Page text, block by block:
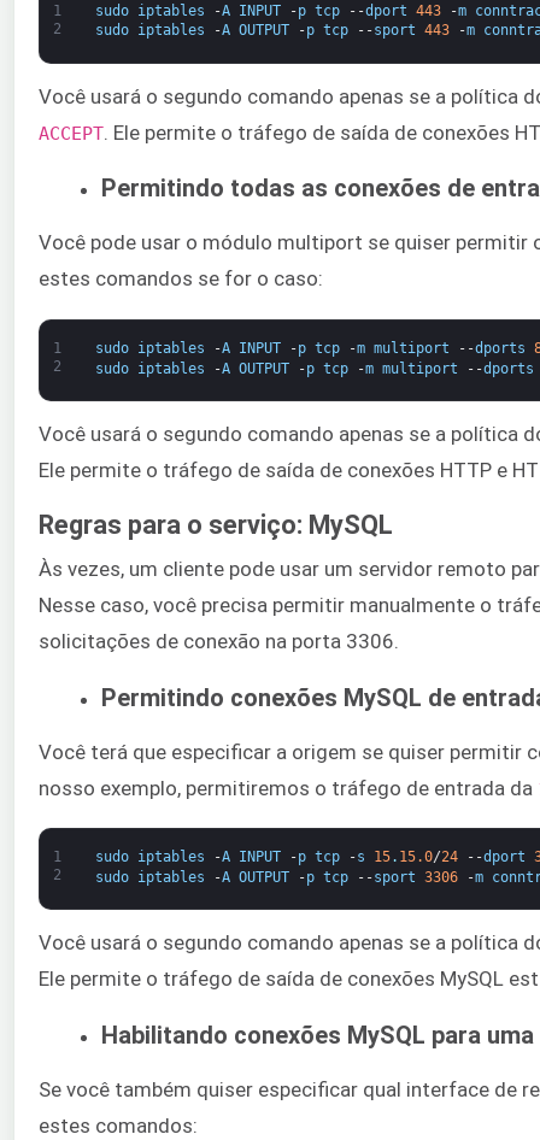
1
2
sudo iptables -A INPUT -p tcp --dport 443 -m
sudo
iptables -A OUTPUT -p tcp --sport 443 -m
Você usará o segundo comando apenas se a política
ACCEPT ​. Ele permite o tráfego de saída de conexões
Permitindo todas as conexões de
Você pode usar o módulo multiport se quiser permitir
estes comandos se for o caso:
1
2
sudo iptables -A INPUT -p tcp -m multiport --dports
sudo
iptables -A OUTPUT -p tcp -m multiport --dports
Você usará o segundo comando apenas se a política
Ele permite o tráfego de saída de conexões HTTP e
Regras para o serviço: MySQL
Às vezes, um cliente pode usar um servidor remoto
Nesse caso, você precisa permitir manualmente o
solicitações de conexão na porta 3306.
Permitindo conexões MySQL de
Você terá que especificar a origem se quiser permitir
nosso exemplo, permitiremos o tráfego de entrada da
1
2
sudo iptables -A INPUT -p tcp -s 15. 15.0/24 --dport
sudo
iptables -A OUTPUT -p tcp --sport 3306 -m
Você usará o segundo comando apenas se a política
Ele permite o tráfego de saída de conexões MySQL
Habilitando conexões MySQL para
Se você também quiser especificar qual interface de
estes comandos: